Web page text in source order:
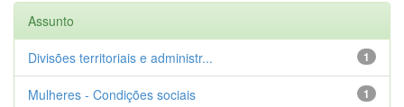
Assunto
1
Divisões territoriais e administr...
1
Mulheres - Condições sociais